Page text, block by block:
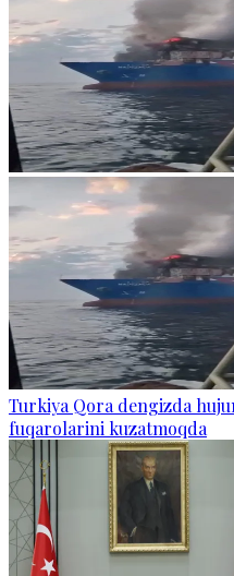
Turkiya Qora dengizda
fuqarolarini kuzatmoqda